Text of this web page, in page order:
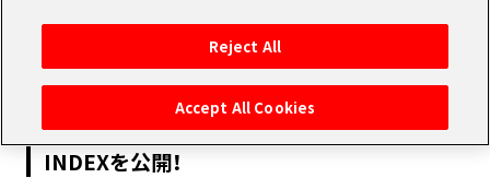
2022.11.07
MUSIC
ŹOOĻ 「Źenit – EP」ジャケットデザイン・
INDEXを公開！
Reject All
Accept All Cookies